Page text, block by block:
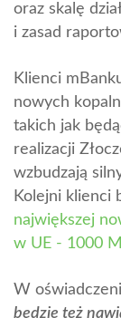
oraz skalę
i zasad
Klienci
nowych
takich jak
realizacji
wzbudzają
Kolejni klienci
największej
w UE - 1000
W
będzie też